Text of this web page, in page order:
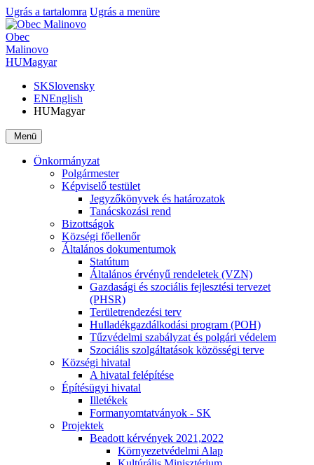
Ugrás a tartalomra Ugrás a menüre
Obec
Malinovo
HUMagyar
SKSlovensky
ENEnglish
HUMagyar
Menü
Önkormányzat
Polgármester
Képviselő testület
Jegyzőkönyvek és határozatok
Tanácskozási rend
Bizottságok
Községi főellenőr
Általános dokumentumok
Statútum
Általános érvényű rendeletek (VZN)
Gazdasági és szociális fejlesztési tervezet
(PHSR)
Területrendezési terv
Hulladékgazdálkodási program (POH)
Tűzvédelmi szabályzat és polgári védelem
Szociális szolgáltatások közösségi terve
Községi hivatal
A hivatal felépítése
Építésügyi hivatal
Illetékek
Formanyomtatványok - SK
Projektek
Beadott kérvények 2021,2022
Környezetvédelmi Alap